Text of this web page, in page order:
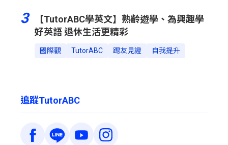
3
【TutorABC學英文】熟齡遊學、為興趣學
好英語 退休生活更精彩
國際觀 TutorABC 踢友見證 自我提升
追蹤TutorABC